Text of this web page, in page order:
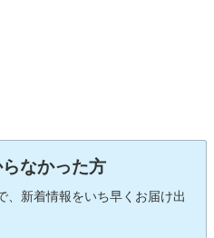
なかった方
、新着情報をいち早くお届け出